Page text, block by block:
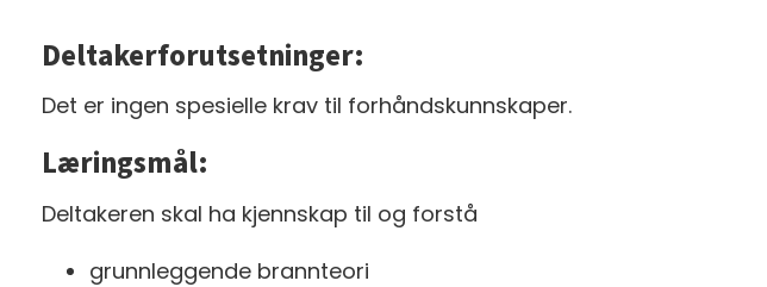
Deltakerforutsetninger:
Det er ingen spesielle krav til forhåndskunnskaper.
Læringsmål:
Deltakeren skal ha kjennskap til og forstå
grunnleggende brannteori